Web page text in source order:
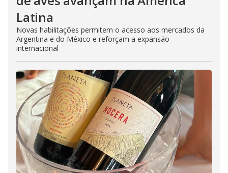
Latina
Novas habilitações permitem o acesso aos mercados da
Argentina e do México e reforçam a expansão
internacional